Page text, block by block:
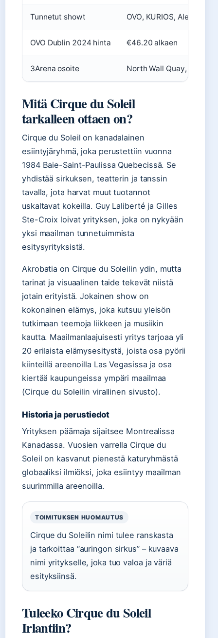
Tunnetut showt OVO, KURIOS, Alegría
OVO Dublin 2024 hinta €46.20 alkaen
3Arena osoite North Wall Quay, North
Mitä Cirque du Soleil
tarkalleen ottaen on?
Cirque du Soleil on kanadalainen
esiintyjäryhmä, joka perustettiin vuonna
1984 Baie-Saint-Paulissa Quebecissä. Se
yhdistää sirkuksen, teatterin ja tanssin
tavalla, jota harvat muut tuotannot
uskaltavat kokeilla. Guy Laliberté ja Gilles
Ste-Croix loivat yrityksen, joka on nykyään
yksi maailman tunnetuimmista
esitysyrityksistä.
Akrobatia on Cirque du Soleilin ydin, mutta
tarinat ja visuaalinen taide tekevät niistä
jotain erityistä. Jokainen show on
kokonainen elämys, joka kutsuu yleisön
tutkimaan teemoja liikkeen ja musiikin
kautta. Maailmanlaajuisesti yritys tarjoaa yli
20 erilaista elämysesitystä, joista osa pyörii
kiinteillä areenoilla Las Vegasissa ja osa
kiertää kaupungeissa ympäri maailmaa
(Cirque du Soleilin virallinen sivusto).
Historia ja perustiedot
Yrityksen päämaja sijaitsee Montrealissa
Kanadassa. Vuosien varrella Cirque du
Soleil on kasvanut pienestä katuryhmästä
globaaliksi ilmiöksi, joka esiintyy maailman
suurimmilla areenoilla.
TOIMITUKSEN HUOMAUTUS
Cirque du Soleilin nimi tulee ranskasta
ja tarkoittaa “auringon sirkus” – kuvaava
nimi yritykselle, joka tuo valoa ja väriä
esityksiinsä.
Tuleeko Cirque du Soleil
Irlantiin?